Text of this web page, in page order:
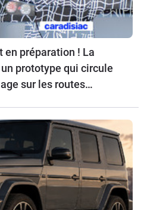
en préparation ! La
prototype qui circule
sur les routes